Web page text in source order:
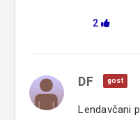
2
DF gost
Lendavčani